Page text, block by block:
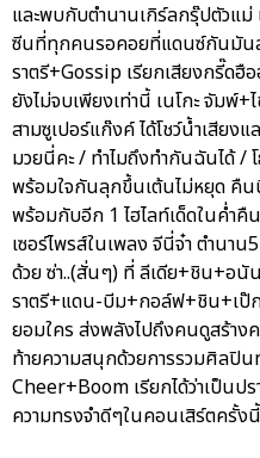
และพบกับตำนานเกิร์ลกรุ๊ปตัวแม่
ซีนที่ทุกคนรอคอยที่แดนซ์กันมัน
ราตรี+Gossip เรียกเสียงกรี๊ด
ยังไม่จบเพียงเท่านี้ เนโกะ จัมพ์
สามซูเปอร์แก๊งค์ ได้โชว์น้ำเสียง
มวยนี่คะ / ทำไมถึงทำกันฉันได้ /
พร้อมใจกันลุกขึ้นเต้นไม่หยุด คืน
พร้อมกับอีก 1 ไฮไลท์เด็ดในค่ำคื
เซอร์ไพรส์ในเพลง จีนี่จ๋า ตำนา
ด้วย ซ่า..(สั่นๆ) ที่ ลีเดีย+ชิน+อ
ราตรี+แดน-บีม+กอล์ฟ+ชิน+เป๊
ยอมใคร ส่งพลังไปถึงคนดูสร้าง
ท้ายความสนุกด้วยการรวมศิลปิ
Cheer+Boom เรียกได้ว่าเป็น
ความทรงจำดีๆในคอนเสิร์ตครั้งนี้